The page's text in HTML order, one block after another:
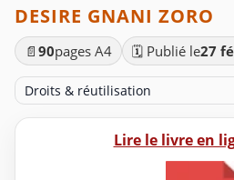
DESIRE GNANI ZORO
📄 90pages A4 🗓️ Publié le27
Droits & réutilisation
Lire le livre en